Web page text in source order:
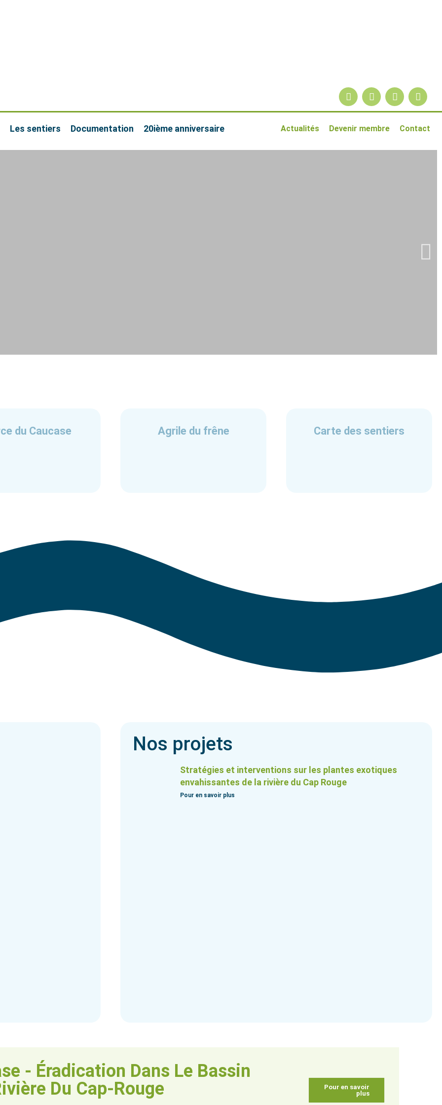
Les sentiers Documentation 20ième anniversaire Actualités Devenir membre Contact
du Caucase Agrile du frêne Carte des sentiers
Nos projets
Stratégies et interventions sur les plantes exotiques
envahissantes de la rivière du Cap Rouge
Pour en savoir plus
- Éradication Dans Le Bassin
Du Cap-Rouge
Pour en savoir
plus